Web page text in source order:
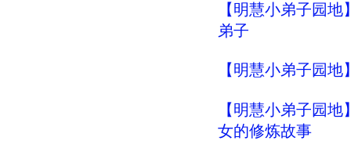
【明慧小弟子园
弟子
【明慧小弟子园
【明慧小弟子园
女的修炼故事